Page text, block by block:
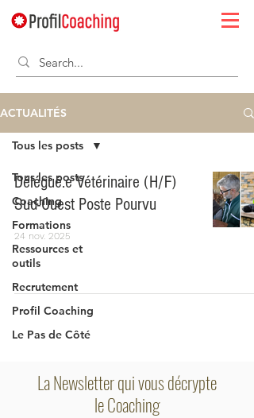
ACTUALITÉS
Tous les posts
Coaching
Formations
Ressources et
outils
Recrutement
Profil Coaching
Le Pas de Côté
Tous les posts
Délégué.e Vétérinaire (H/F)
Sud-Ouest Poste Pourvu
24 nov. 2025
La Newsletter qui vous décrypte
le Coaching